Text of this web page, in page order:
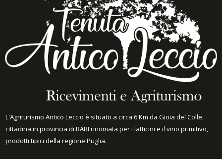
L'Agriturismo Antico Leccio è situato a circa 6 Km da Gioia del Colle,
cittadina in provincia di BARI rinomata per i latticini e il vino primitivo,
prodotti tipici della regione Puglia.